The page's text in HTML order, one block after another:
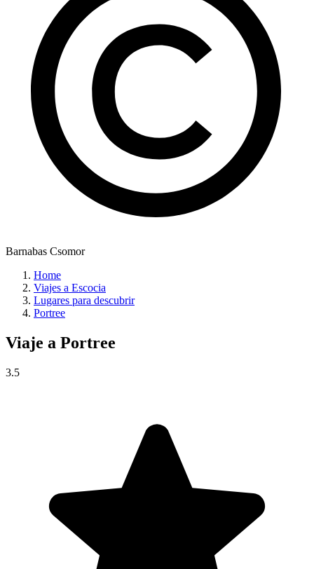
Barnabas Csomor
Home
Viajes a Escocia
Lugares para descubrir
Portree
Viaje a Portree
3.5